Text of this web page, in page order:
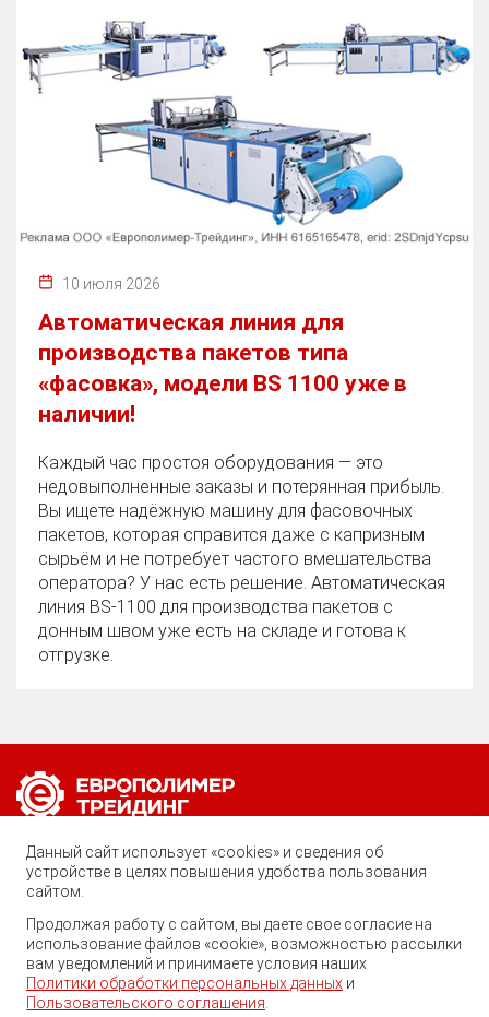
10 июля 2026
Автоматическая линия для
производства пакетов типа
«фасовка», модели BS 1100 уже в
наличии!
Каждый час простоя оборудования — это
недовыполненные заказы и потерянная прибыль.
Вы ищете надёжную машину для фасовочных
пакетов, которая справится даже с капризным
сырьём и не потребует частого вмешательства
оператора? У нас есть решение. Автоматическая
линия BS‑1100 для производства пакетов с
донным швом уже есть на складе и готова к
отгрузке.
Позвоните нам по любому вопросу:
8 (800) 222-40-61
Ростов-на-Дону, ул. Вавилова, 59
trade@ep-group.ru
Данный сайт использует «cookies» и сведения об
устройстве в целях повышения удобства пользования
сайтом.
Продолжая работу с сайтом, вы даете свое согласие на
использование файлов «cookie», возможностью рассылки
вам уведомлений и принимаете условия наших
Политики обработки персональных данных и
Пользовательского соглашения